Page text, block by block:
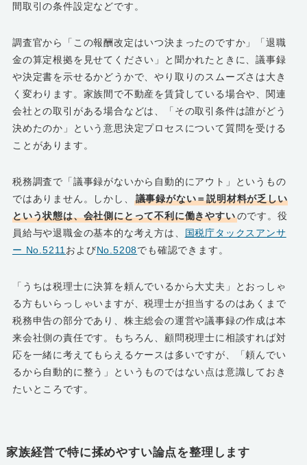
間取引の条件設定などです。
調査官から「この報酬改定はいつ決まったのですか」「退職
金の算定根拠を見せてください」と聞かれたときに、議事録
や決定書を示せるかどうかで、やり取りのスムーズさは大き
く変わります。家族間で不動産を賃貸している場合や、関連
会社との取引がある場合などは、「その取引条件は誰がどう
決めたのか」という意思決定プロセスについて質問を受ける
ことがあります。
税務調査で「議事録がないから自動的にアウト」というもの
ではありません。しかし、
議事録がない＝説明材料が乏しい
という状態は、会社側にとって不利に働きやすいのです。役
員給与や退職金の基本的な考え方は、
国税庁タックスアンサ
ー No.5211およびNo.5208でも確認できます。
「うちは税理士に決算を頼んでいるから大丈夫」とおっしゃ
る方もいらっしゃいますが、税理士が担当するのはあくまで
税務申告の部分であり、株主総会の運営や議事録の作成は本
来会社側の責任です。もちろん、顧問税理士に相談すれば対
応を一緒に考えてもらえるケースは多いですが、「頼んでい
るから自動的に整う」というものではない点は意識しておき
たいところです。
家族経営で特に揉めやすい論点を整理します